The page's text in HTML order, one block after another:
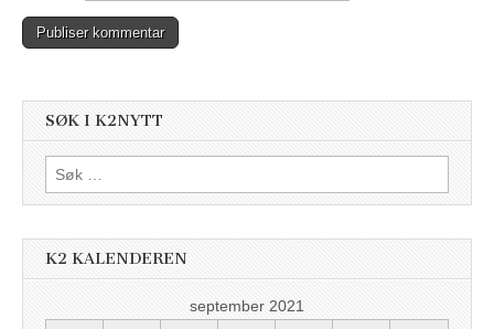
SØK I K2NYTT
Søk
etter:
K2 KALENDEREN
september 2021